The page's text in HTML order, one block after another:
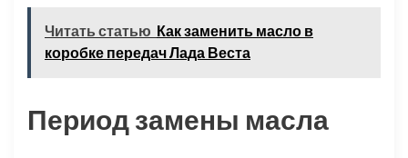
Читать статью Как заменить масло в
коробке передач Лада Веста
Период замены масла